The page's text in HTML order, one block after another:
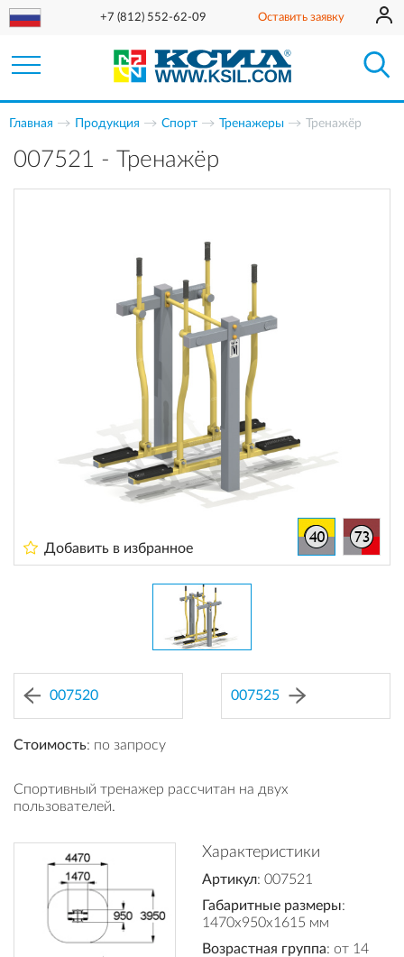
+7 (812) 552-62-09 Оставить заявку
Главная Продукция Спорт Тренажеры Тренажёр
007521 - Тренажёр
Добавить в избранное
007520 007525
Стоимость: по запросу
Спортивный тренажер рассчитан на двух
пользователей.
Характеристики
Артикул: 007521
Габаритные размеры:
1470x950x1615 мм
Возрастная группа: от 14